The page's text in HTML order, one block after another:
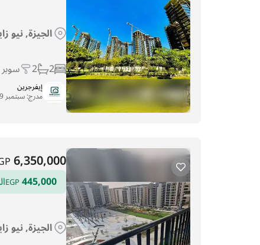
الجيزة, نيو
2
2
إيفرجرين
مدرج:سبتمبر 9, 2025
6,350,000
445,000
EGP
الجيزة, نيو